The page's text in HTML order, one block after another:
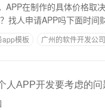
APP在制作的具体价格取
找人申请APP吗下面时
app模板 广州的软件开发公司
人APP开发要考虑的问